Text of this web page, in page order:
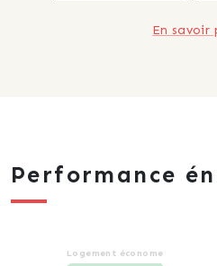
En savoir
Performance
Logement économe